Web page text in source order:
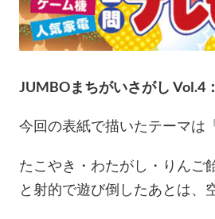
JUMBOまちがいさがし Vol.4
今回の表紙で描いたテーマは
たこやき・わたがし・りんご
と射的で遊び倒したあとは、